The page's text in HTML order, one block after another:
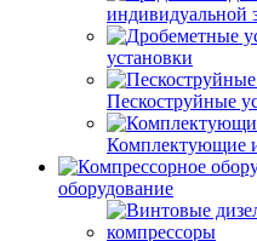
индивидуальной
установки
Пескоструйные
Комплектующие
оборудование